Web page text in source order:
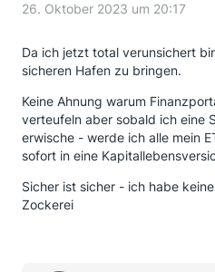
26. Oktober 2023 um 20:17
Da ich jetzt total verunsichert
sicheren Hafen zu bringen.
Keine Ahnung warum
verteufeln aber sobald ich eine
erwische - werde ich alle mein
sofort in eine
Sicher ist sicher - ich habe
Zockerei